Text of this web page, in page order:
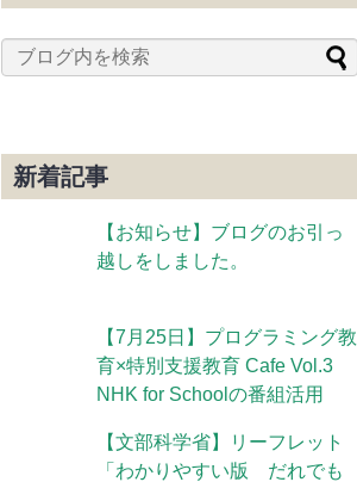
新着記事
【お知らせ】ブログのお引っ
越しをしました。
【7月25日】プログラミング教
育×特別支援教育 Cafe Vol.3
NHK for Schoolの番組活用
【文部科学省】リーフレット
「わかりやすい版 だれでも